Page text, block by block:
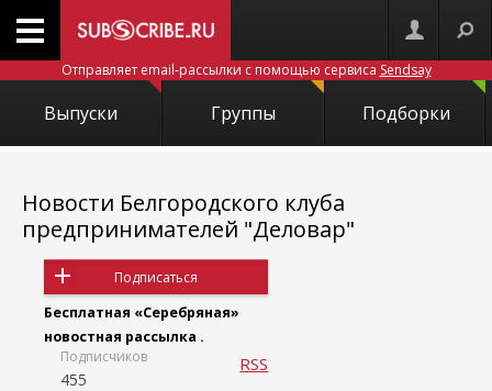
Отправляет email-рассылки с помощью сервиса Sendsay
Выпуски Группы Подборки
Новости Белгородского клуба
предпринимателей "Деловар"
Подписаться
Бесплатная «Серебряная»
новостная рассылка .
Подписчиков
455
RSS